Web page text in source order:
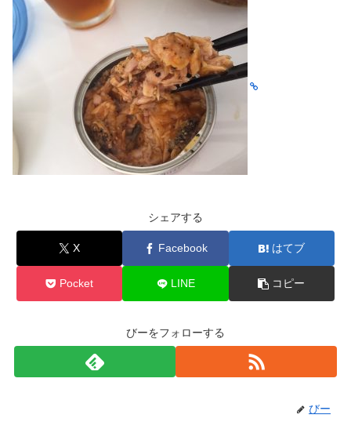
シェアする
X Facebook はてブ
Pocket LINE コピー
びーをフォローする
びー